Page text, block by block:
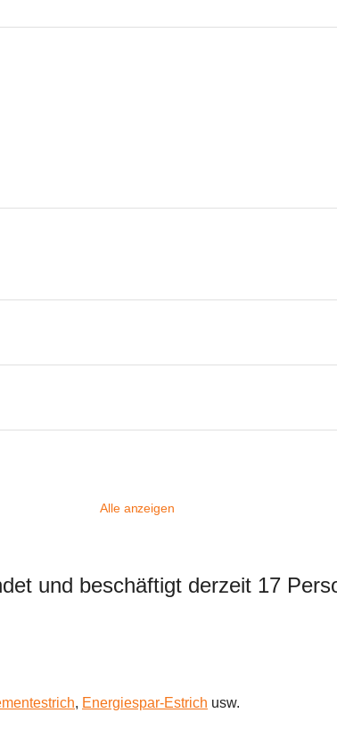
Alle anzeigen
und beschäftigt derzeit 17
, Energiespar-Estrich usw.